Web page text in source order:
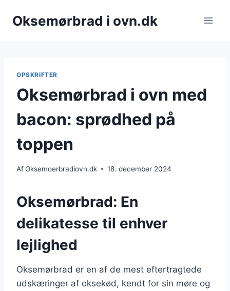
Oksemørbrad i ovn.dk
OPSKRIFTER
Oksemørbrad i ovn med
bacon: sprødhed på
toppen
AfOksemoerbradiovn.dk 18. december 2024
Oksemørbrad: En
delikatesse til enhver
lejlighed
Oksemørbrad er en af de mest eftertragtede
udskæringer af oksekød, kendt for sin møre og